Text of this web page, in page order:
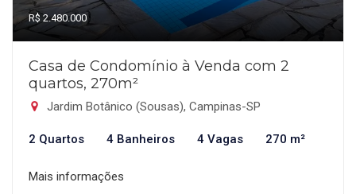
R$ 2.480.000
Casa de Condomínio à Venda com 2
quartos, 270m²
Jardim Botânico (Sousas), Campinas-SP
2 Quartos 4 Banheiros 4 Vagas 270 m²
Mais informações